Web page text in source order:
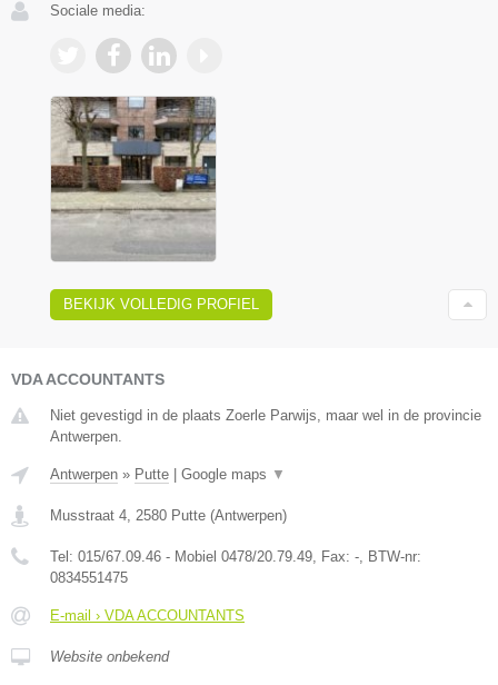
Sociale media:
BEKIJK VOLLEDIG PROFIEL
VDA ACCOUNTANTS
Niet gevestigd in de plaats Zoerle Parwijs, maar wel in de provincie
Antwerpen.
Antwerpen » Putte | Google maps ▼
Musstraat 4 2580 Putte (Antwerpen)
Tel: 015/67.09.46 - Mobiel 0478/20.79.49 , Fax: - , BTW-nr:
0834551475
E-mail › VDA ACCOUNTANTS
Website onbekend